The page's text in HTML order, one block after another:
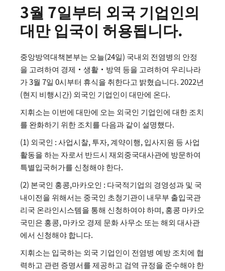
3월 7일부터 외국 기업인의
대만 입국이 허용됩니다.
중앙방역대책본부는 오늘(24일) 국내외 전염병의 안정
을 고려하여 경제·생활·방역 등을 고려하여 우리나라
가 3월 7일 0시부터 휴식을 취한다고 밝혔습니다. 2022년
(현지 비행시간) 외국인 기업인이 대만에 온다.
지휘소는 이번에 대만에 오는 외국인 기업인에 대한 조치
를 완화하기 위한 조치를 다음과 같이 설명했다.
(1) 외국인 : 사업시찰, 투자, 계약이행, 입사지원 등 사업
활동을 하는 자로서 반드시 재외중국대사관에 방문하여
특별입국허가를 신청해야 한다.
(2) 본국인 홍콩,마카오인 : 다국적기업의 경영성과 및 국
내이전을 위해서는 중국인 초청기관이 내무부 출입국관
리국 온라인시스템을 통해 신청하여야 하며, 홍콩 마카오
국민은 홍콩, 마카오 경제 문화 사무소 또는 해외 대사관
에서 신청해야 합니다.
지휘소는 입국하는 외국 기업인이 전염병 예방 조치에 협
력하고 관련 증명서를 제공하고 검역 규정을 준수해야 한